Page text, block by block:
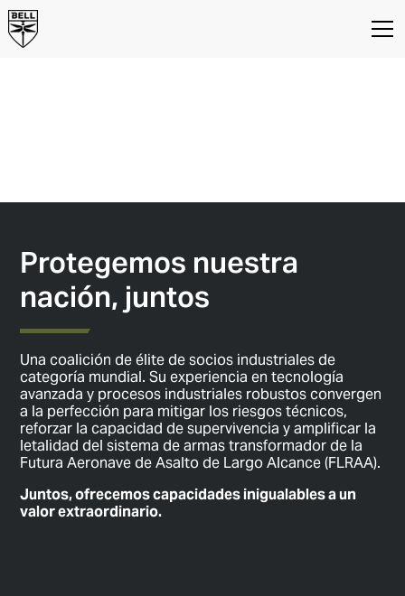
TEAM Cheyenne
Protegemos nuestra
nación, juntos
Una coalición de élite de socios industriales de
categoría mundial. Su experiencia en tecnología
avanzada y procesos industriales robustos convergen
a la perfección para mitigar los riesgos técnicos,
reforzar la capacidad de supervivencia y amplificar la
letalidad del sistema de armas transformador de la
Futura Aeronave de Asalto de Largo Alcance (FLRAA).
Juntos, ofrecemos capacidades inigualables a un
valor extraordinario.